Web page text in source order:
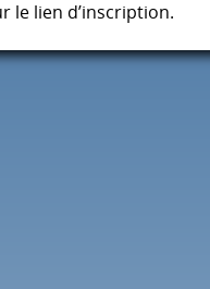
le lien d’inscription.